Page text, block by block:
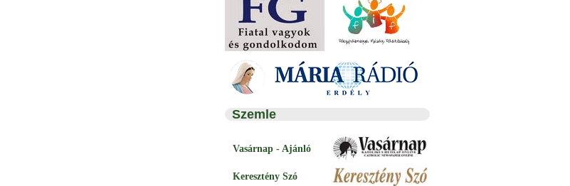
Szemle
Vasárnap - Ajánló
Keresztény Szó